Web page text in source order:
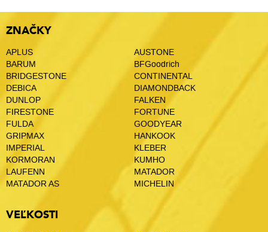
ZNAČKY
APLUS
AUSTONE
BARUM
BFGoodrich
BRIDGESTONE
CONTINENTAL
DEBICA
DIAMONDBACK
DUNLOP
FALKEN
FIRESTONE
FORTUNE
FULDA
GOODYEAR
GRIPMAX
HANKOOK
IMPERIAL
KLEBER
KORMORAN
KUMHO
LAUFENN
MATADOR
MATADOR AS
MICHELIN
VEĽKOSTI